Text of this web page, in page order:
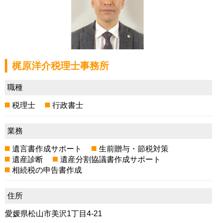
梶原洋介税理士事務所
職種
税理士 行政書士
業務
遺言書作成サポート
生前贈与・節税対策
遺産診断
遺産分割協議書作成サポート
相続税の申告書作成
住所
愛媛県松山市美沢1丁目4-21